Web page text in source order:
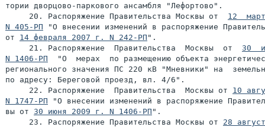
тории дворцово-паркового ансамбля "Лефортово".
     20. Распоряжение Правительства Москвы от
12
N 405-РП "О внесении изменений в распоряжение
от 14 февраля 2007 г. N 242-РП ".
     21. Распоряжение  Правительства  Москвы  от
30
N 1406-РП
"О  мерах  по размещению объекта
регионального значения ПС 220 кВ "Мневники" на
по адресу: Береговой проезд, вл. 4/6".
     22. Распоряжение  Правительства  Москвы от
10
N 1747-РП "О внесении изменений в распоряжение
вы от 30 июня 2009 г. N 1406-РП ".
     23. Распоряжение Правительства Москвы от
28